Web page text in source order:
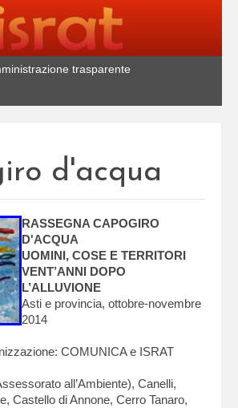
trasparente
d'acqua
RASSEGNA CAPOGIRO
D'ACQUA
UOMINI, COSE E TERRITORI
VENT’ANNI DOPO
L’ALLUVIONE
Asti e provincia, ottobre-novembre
2014
COMUNICA e ISRAT
all’Ambiente), Canelli,
Castello di Annone, Cerro Tanaro,